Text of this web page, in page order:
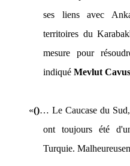
ses liens avec
territoires du
mesure pour
indiqué Mevlut
«()… Le Caucase du
ont toujours été
Turquie.